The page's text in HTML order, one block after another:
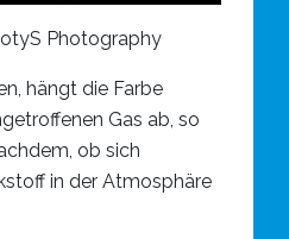
Photography
hängt die Farbe
Gas ab, so
ob sich
in der Atmosphäre